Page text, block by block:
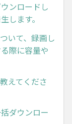
ンロードし
します。
いて、録画し
際に容量や
えてくださ
ダウンロー